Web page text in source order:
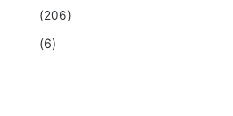
(206)
(6)